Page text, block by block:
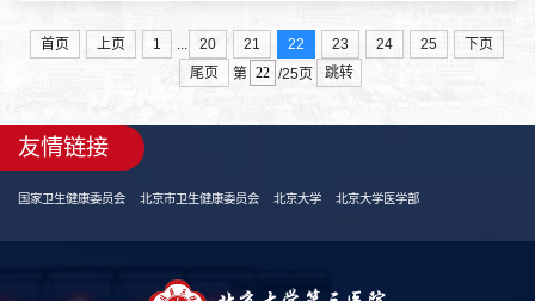
医院常务副院长、医疗人才“组团式”
援藏领队韩丁，自治区人民医院副
首页 上页 1 20 21 22 23 24 25
下页
尾页
第 /25页 跳转
友情链接
国家卫生健康委员会 北京市卫生健康委员会 北京大学 北京大学医学部